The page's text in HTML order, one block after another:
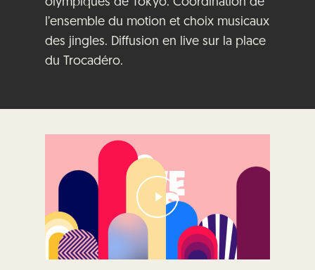
l’ensemble du motion et choix musicaux
des jingles. Diffusion en live sur la place
du Trocadéro.